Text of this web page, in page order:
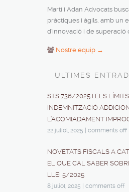
Martí i Adan Advocats
pràctiques i àgils, amb un
d'innovació i de superació
Nostre equip →
ULTIMES
STS 736/2025 I ELS
INDEMNITZACIÓ
L’ACOMIADAMENT
22 juliol, 2025 comments off
NOVETATS FISCALS A
EL QUE CAL SABER
LLEI 5/2025
8 juliol, 2025 comments off